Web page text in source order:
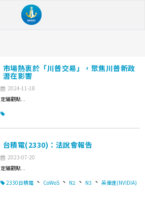
市場熱衷於「川普交易」，聚焦川普新政
潛在影響
2024-11-18
定錨觀點...
台積電(2330)：法說會報告
2023-07-20
定錨觀點...
2330台積電 、 CoWoS 、 N2 、 N3 、 英偉達(NVIDIA)